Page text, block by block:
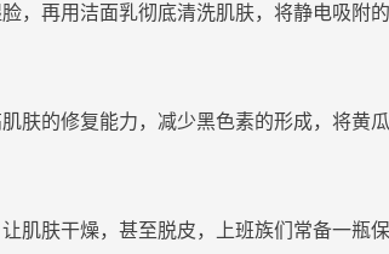
脸，再用洁面乳彻底清洗肌肤，将静电吸附
肌肤的修复能力，减少黑色素的形成，将黄
肌肤干燥，甚至脱皮，上班族们常备一瓶